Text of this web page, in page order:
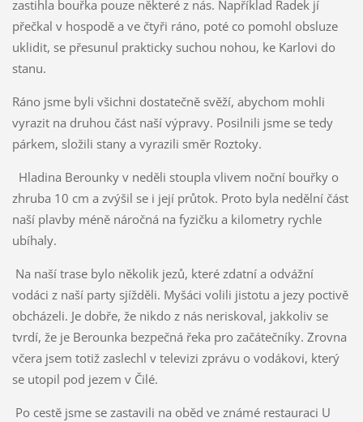
zastihla bouřka pouze některé z nás. Například Radek jí
přečkal v hospodě a ve čtyři ráno, poté co pomohl obsluze
uklidit, se přesunul prakticky suchou nohou, ke Karlovi do
stanu.
Ráno jsme byli všichni dostatečně svěží, abychom mohli
vyrazit na druhou část naší výpravy. Posilnili jsme se tedy
párkem, složili stany a vyrazili směr Roztoky.
Hladina Berounky v neděli stoupla vlivem noční bouřky o
zhruba 10 cm a zvýšil se i její průtok. Proto byla nedělní část
naší plavby méně náročná na fyzičku a kilometry rychle
ubíhaly.
Na naší trase bylo několik jezů, které zdatní a odvážní
vodáci z naší party sjížděli. Myšáci volili jistotu a jezy poctivě
obcházeli. Je dobře, že nikdo z nás neriskoval, jakkoliv se
tvrdí, že je Berounka bezpečná řeka pro začátečníky. Zrovna
včera jsem totiž zaslechl v televizi zprávu o vodákovi, který
se utopil pod jezem v Čilé.
Po cestě jsme se zastavili na oběd ve známé restauraci U